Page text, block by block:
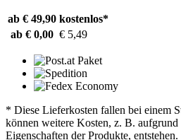
ab € 49,90 kostenlos*
ab € 0,00 € 5,49
* Diese Lieferkosten fallen bei einem
können weitere Kosten, z. B.
Eigenschaften der Produkte,